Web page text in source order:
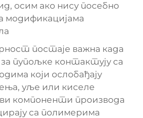
осим ако нису посебно
модификацијама
постаје важна када
пупољке контактују са
који ослобађају
уље или киселе
компоненти производа
са полимерима